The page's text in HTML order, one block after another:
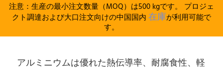
注意：生産の最小注文数量（MOQ）は500 kgです。 プロジェ
クト調達および大口注文向けの中国国内 在庫が利用可能で
す。
アルミニウムは優れた熱伝導率、耐腐食性、軽